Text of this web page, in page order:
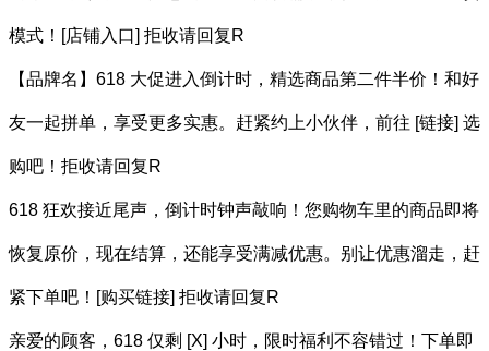
模式！[店铺入口] 拒收请回复R
【品牌名】618 大促进入倒计时，精选商品第二件半价！和好
友一起拼单，享受更多实惠。赶紧约上小伙伴，前往 [链接] 选
购吧！拒收请回复R
618 狂欢接近尾声，倒计时钟声敲响！您购物车里的商品即将
恢复原价，现在结算，还能享受满减优惠。别让优惠溜走，赶
紧下单吧！[购买链接] 拒收请回复R
亲爱的顾客，618 仅剩 [X] 小时，限时福利不容错过！下单即